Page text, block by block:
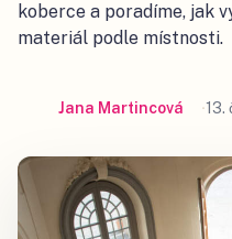
koberce a poradíme, jak
materiál podle místnosti.
Jana Martincová 13.